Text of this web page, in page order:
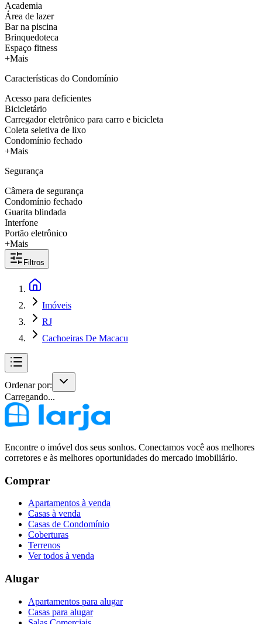
Academia
Área de lazer
Bar na piscina
Brinquedoteca
Espaço fitness
+Mais
Características do Condomínio
Acesso para deficientes
Bicicletário
Carregador eletrônico para carro e bicicleta
Coleta seletiva de lixo
Condomínio fechado
+Mais
Segurança
Câmera de segurança
Condomínio fechado
Guarita blindada
Interfone
Portão eletrônico
+Mais
Filtros
Imóveis
RJ
Cachoeiras De Macacu
Ordenar por:
Carregando...
Encontre o imóvel dos seus sonhos. Conectamos você aos melhores
corretores e às melhores oportunidades do mercado imobiliário.
Comprar
Apartamentos à venda
Casas à venda
Casas de Condomínio
Coberturas
Terrenos
Ver todos à venda
Alugar
Apartamentos para alugar
Casas para alugar